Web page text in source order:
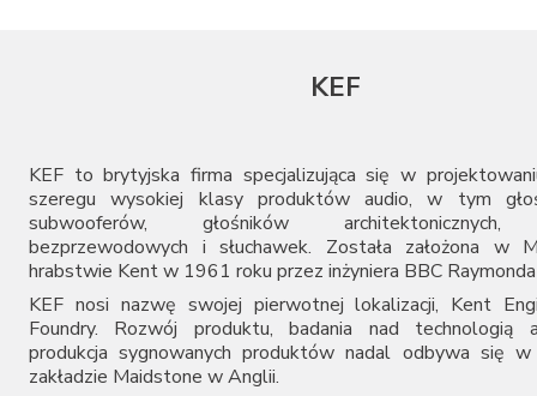
KEF
KEF to brytyjska firma specjalizująca się w
szeregu wysokiej klasy produktów audio, w tym
subwooferów, głośników architektonicznych,
bezprzewodowych i słuchawek. Została założona w
hrabstwie Kent w 1961 roku przez inżyniera BBC
KEF nosi nazwę swojej pierwotnej lokalizacji, Kent
Foundry. Rozwój produktu, badania nad technologią
produkcja sygnowanych produktów nadal odbywa się
zakładzie Maidstone w Anglii.